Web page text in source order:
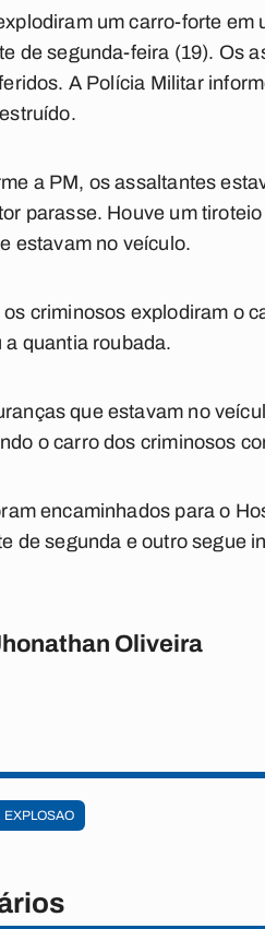
um carro-forte
de segunda-feira (19). Os
A Polícia Militar
a PM, os assaltantes
parasse. Houve um
estavam no veículo.
criminosos explodiram o
a quantia roubada.
que estavam no
o carro dos criminosos
encaminhados para o
de segunda e outro segue
Oliveira